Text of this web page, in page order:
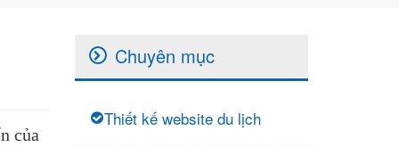
của
Chuyên mục
Thiết kế website du lịch